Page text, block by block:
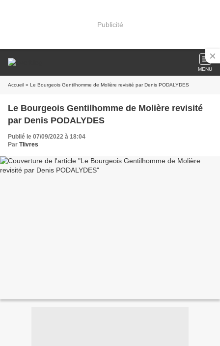
Publicité
MENU
Accueil » Le Bourgeois Gentilhomme de Molière revisité par Denis PODALYDES
Le Bourgeois Gentilhomme de Molière revisité
par Denis PODALYDES
Publié le 07/09/2022 à 18:04
Par Tlivres